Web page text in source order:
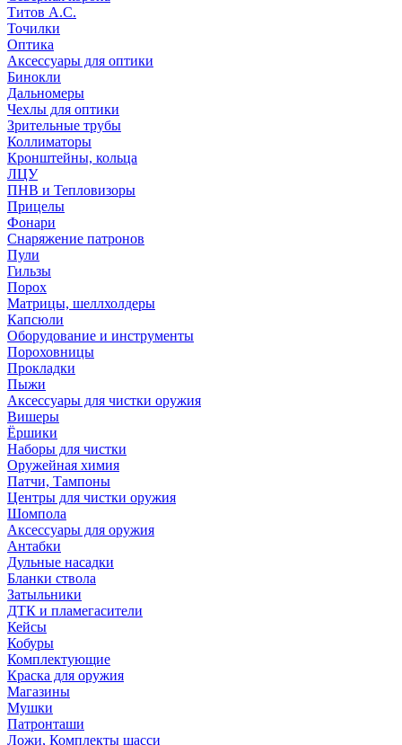
Титов А.С.
Точилки
Оптика
Аксессуары для оптики
Бинокли
Дальномеры
Чехлы для оптики
Зрительные трубы
Коллиматоры
Кронштейны, кольца
ЛЦУ
ПНВ и Тепловизоры
Прицелы
Фонари
Снаряжение патронов
Пули
Гильзы
Порох
Матрицы, шеллхолдеры
Капсюли
Оборудование и инструменты
Пороховницы
Прокладки
Пыжи
Аксессуары для чистки оружия
Вишеры
Ёршики
Наборы для чистки
Оружейная химия
Патчи, Тампоны
Центры для чистки оружия
Шомпола
Аксессуары для оружия
Антабки
Дульные насадки
Бланки ствола
Затыльники
ДТК и пламегасители
Кейсы
Кобуры
Комплектующие
Краска для оружия
Магазины
Мушки
Патронташи
Ложи, Комплекты шасси